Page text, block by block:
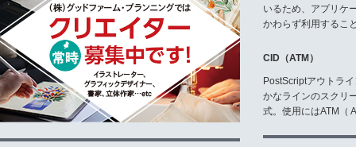
いるため、アプリケ
かわらず利用するこ
CID（ATM）
PostScriptアウトラ
かなラインのスクリ
式。使用にはATM（